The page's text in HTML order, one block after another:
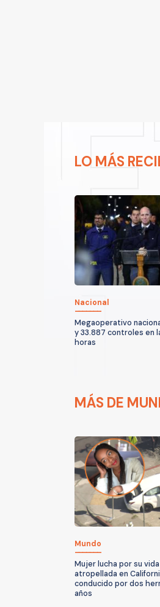
LO MÁS
Nacional
Megaoperativo
y 33.887 controles en
horas
MÁS DE
Mundo
Mujer lucha por su
atropellada en
conducido por dos
años